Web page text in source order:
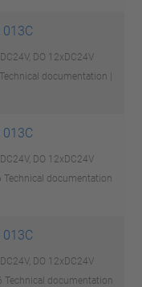
013C
DO 12xDC24V
Technical documentation |
013C
DO 12xDC24V
Technical documentation
013C
DO 12xDC24V
Technical documentation